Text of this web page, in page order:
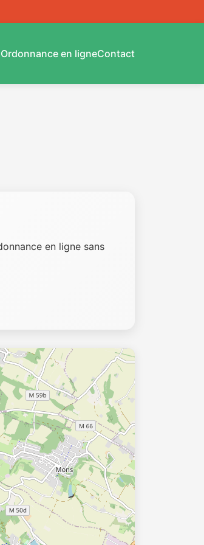
Ordonnance en ligneContact
en ligne sans